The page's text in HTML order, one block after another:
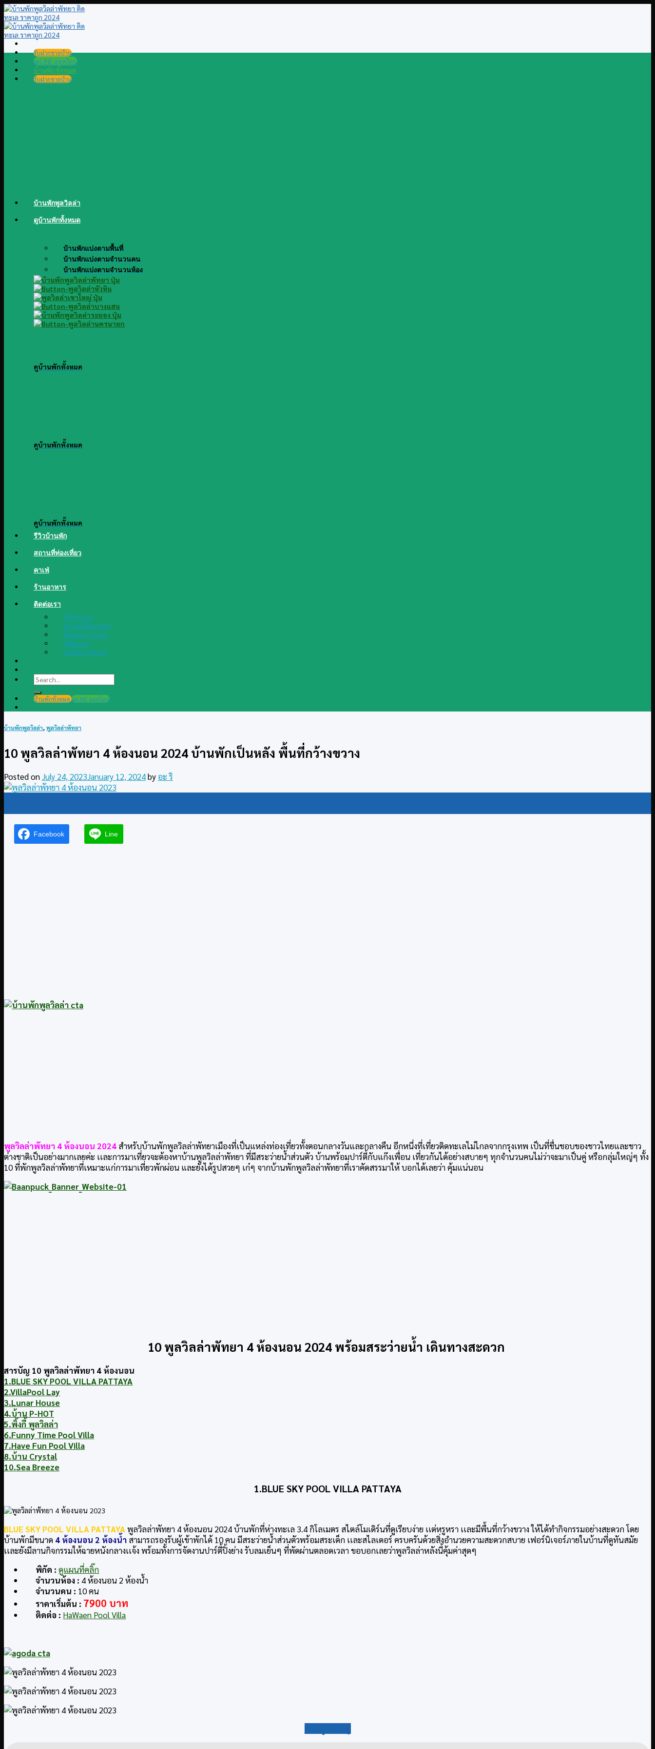
Skip
to
content
รับฝากขายบ้าน
@LINE แอดไลน์
บ้านพักทั้งหมด
รับฝากขายบ้าน
บ้านพักพูลวิลล่า
ดูบ้านพักทั้งหมด
บ้านพักแบ่งตามพื้นที่
บ้านพักแบ่งตามจำนวนคน
บ้านพักแบ่งตามจำนวนห้อง
ดูบ้านพักทั้งหมด
ดูบ้านพักทั้งหมด
ดูบ้านพักทั้งหมด
รีวิวบ้านพัก
สถานที่ท่องเที่ยว
คาเฟ่
ร้านอาหาร
ติดต่อเรา
เกี่ยวกับเรา
คำถามที่พบบ่อย
ขั้นตอนการจอง
สมัครงาน
แจ้งปัญหาต่างๆ
Search
for:
บ้านพักทั้งหมด @LINE แอดไลน์
บ้านพักพูลวิลล่า, พูลวิลล่าพัทยา
10 พูลวิลล่าพัทยา 4 ห้องนอน 2024 บ้านพักเป็นหลัง พื้นที่กว้างขวาง
Posted onJuly 24, 2023January 12, 2024by อะ ริ
Facebook Line
พูลวิลล่าพัทยา 4 ห้องนอน 2024 สำหรับบ้านพักพูลวิลล่าพัทยาเมืองที่เป็นแหล่งท่องเที่ยวทั้งตอนกลางวันและกลางคืน อีกหนึ่งที่เที่ยวติดทะเลไม่ไกลจากกรุงเทพ เป็นที่ชื่นชอบของชาวไทยและชาว
ต่างชาติเป็นอย่างมากเลยค่ะ เเละการมาเที่ยวจะต้องหาบ้านพูลวิลล่าพัทยา ที่มีสระว่ายน้ำส่วนตัว บ้านพร้อมปาร์ตี้กับแก๊งเพื่อน เที่ยวกันได้อย่างสบายๆ ทุกจำนวนคนไม่ว่าจะมาเป็นคู่ หรือกลุ่มใหญ่ๆ ทั้ง
10 ที่พักพูลวิลล่าพัทยาที่เหมาะแก่การมาเที่ยวพักผ่อน และยังได้รูปสวยๆ เก๋ๆ จากบ้านพักพูลวิลล่าพัทยาที่เราคัดสรรมาให้ บอกได้เลยว่า คุ้มแน่นอน
10 พูลวิลล่าพัทยา 4 ห้องนอน 2024 พร้อมสระว่ายน้ำ เดินทางสะดวก
สารบัญ 10 พูลวิลล่าพัทยา 4 ห้องนอน
1.BLUE SKY POOL VILLA PATTAYA
2.VillaPool Lay
3.Lunar House
4.บ้าน P-HOT
5.พิ้งกี้ พูลวิลล่า
6.Funny Time Pool Villa
7.Have Fun Pool Villa
8.บ้าน Crystal
10.Sea Breeze
1.BLUE SKY POOL VILLA PATTAYA
BLUE SKY POOL VILLA PATTAYAพูลวิลล่าพัทยา 4 ห้องนอน 2024 บ้านพักที่ห่างทะเล 3.4 กิโลเมตร สไตล์โมเดิร์นที่ดูเรียบง่าย เเต่หรูหรา เเละมีพื้นที่กว้างขวาง ให้ได้ทำกิจกรรมอย่างสะดวก โดย
บ้านพักมีขนาด 4 ห้องนอน 2 ห้องน้ำ สามารถรองรับผู้เข้าพักได้ 10 คน มีสระว่ายน้ำส่วนตัวพร้อมสระเด็ก เเละสไลเดอร์ ครบครันด้วยสิ่งอำนวยความสะดวกสบาย เฟอร์นิเจอร์ภายในบ้านที่ดูทันสมัย
เเละยังมีลานกิจกรรมให้ฉายหนังกลางเเจ้ง พร้อมทั้งการจัดงานปาร์ตี้ปิ้งย่าง รับลมเย็นๆ ที่พัดผ่านตลอดเวลา ขอบอกเลยว่าพูลวิลล่าหลังนี้คุ้มค่าสุดๆ
พิกัด :ดูแผนที่คลิ๊ก
จำนวนห้อง : 4 ห้องนอน 2 ห้องน้ำ
จำนวนคน : 10 คน
ราคาเริ่มต้น : 7900 บาท
ติดต่อ : HaWaen Pool Villa